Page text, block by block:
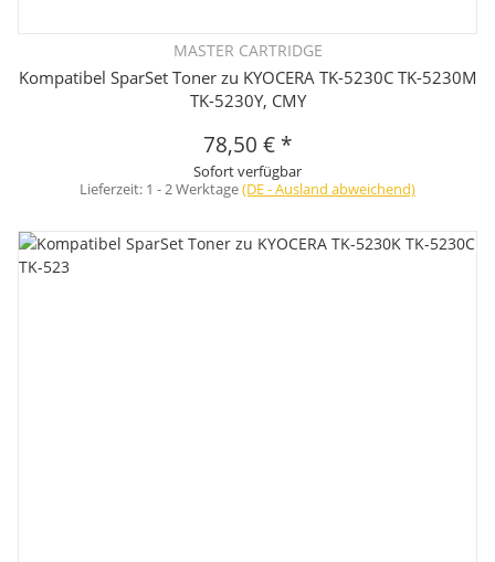
MASTER CARTRIDGE
Kompatibel SparSet Toner zu KYOCERA TK-5230C TK-5230M
TK-5230Y, CMY
78,50 € *
Sofort verfügbar
Lieferzeit: 1 - 2 Werktage(DE - Ausland abweichend)